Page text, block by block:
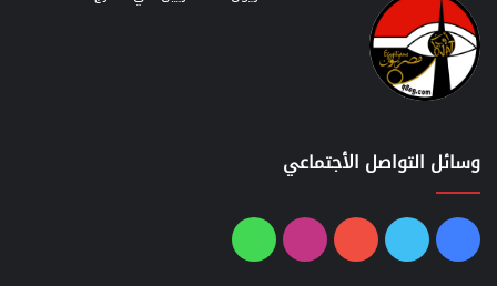
وسائل التواصل الأجتماعي
فيسبوك
تويتر يوتيوبانستقرامواتساب